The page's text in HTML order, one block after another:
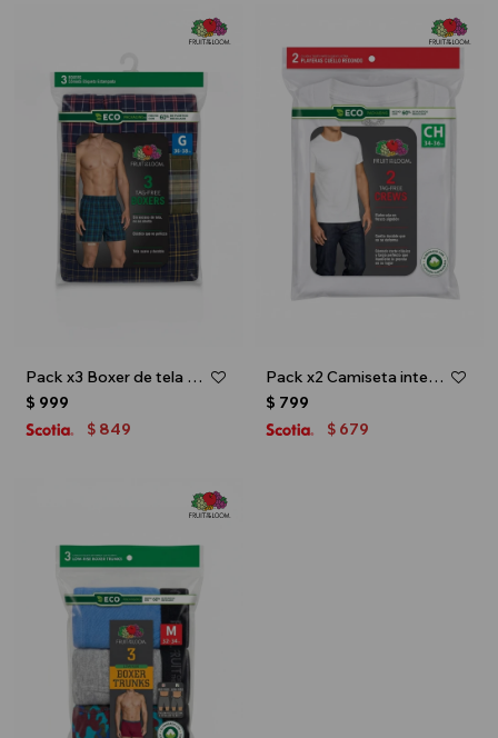
Pack x3 Boxer de tela para caballero - Multicolor
$ 999
$ 849
Pack x2 Camiseta interior escote redondo - Blanco
$ 799
$ 679